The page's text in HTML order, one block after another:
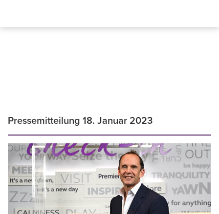
Pressemitteilung 18. Januar 2023